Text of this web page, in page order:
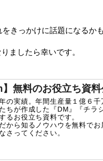
きっかけに話題になるか
ましたら幸いです。
】無料のお役立ち資
の実績。年間生産量１億６
ちが作成した『DM』『チラ
るお役立ち資料です。
から知るノウハウを無料でお
さってください。